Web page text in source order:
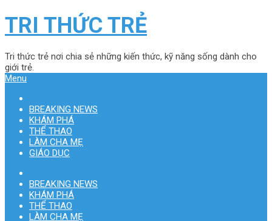
TRI THỨC TRẺ
Tri thức trẻ nơi chia sẻ những kiến thức, kỹ năng sống dành cho
giới trẻ.
Menu
BREAKING NEWS
KHÁM PHÁ
THỂ THAO
LÀM CHA MẸ
GIÁO DỤC
BREAKING NEWS
KHÁM PHÁ
THỂ THAO
LÀM CHA MẸ